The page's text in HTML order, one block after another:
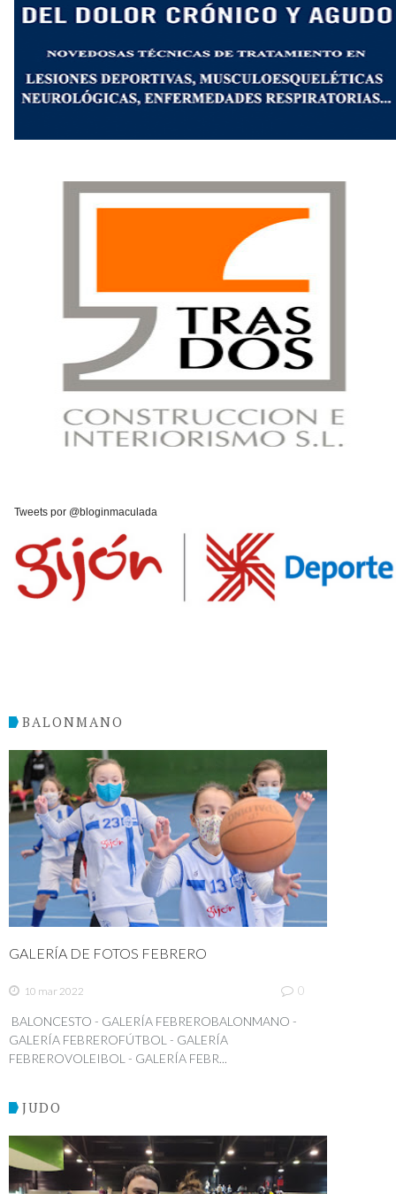
Tweets por @bloginmaculada
BALONMANO
GALERÍA DE FOTOS FEBRERO
10 mar 2022 0
BALONCESTO - GALERÍA FEBREROBALONMANO -
GALERÍA FEBREROFÚTBOL - GALERÍA
FEBREROVOLEIBOL - GALERÍA FEBR...
JUDO